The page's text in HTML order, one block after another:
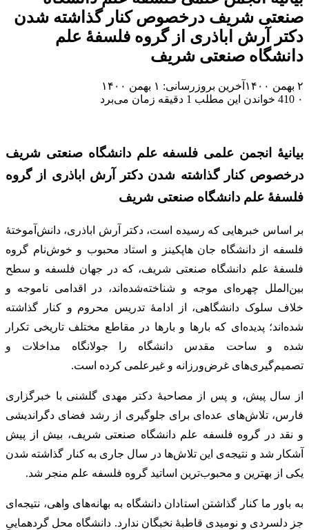
صنعتی شریف درخصوص کنار گذاشته شدن
دکتر آرش اباذری از گروه فلسفهٔ علم
دانشگاه صنعتی شریف
۲ بهمن ۱۴۰۰
آخرین بروزرسانی: ۱ بهمن ۱۴۰۰
۰
خواندن این مطلب 1 دقیقه زمان می‌برد
بیانیهٔ انجمن علمی فلسفه علم دانشگاه صنعتی شریف
درخصوص کنار گذاشته شدن دکتر آرش اباذری از گروه
فلسفهٔ علم دانشگاه صنعتی شریف
بر اساس خبرهایی که رسیده است، دکتر آرش اباذری، دانش‌آموختهٔ
فلسفه از دانشگاه جان هاپکینز و استاد محبوب و خوش‌نام گروه
فلسفهٔ علم دانشگاه صنعتی شریف، که در جهان فلسفه و سطح
بین‌الملل چهره‌ای موجه و شناخته‌شده‌اند، در اقدامی ناموجه و
خلاف سلوک دانشگاهی، از ادامهٔ تدریس محروم و کنار گذاشته
شده‌اند؛ پدیده‌‌ای که بارها و بارها در مقاطع مختلف تاریخی تکرار
شده و ساحت مقدس دانشگاه را جولانگاه مداخلات و
تصمیم‌گیری‌های غرض‌ورزانه و غیرعلمی کرده است.
از سال پیش، و پس از مصاحبهٔ دکتر مهدی گلشنی با خبرگزاری
فارس، تلاش‌های عده‌ای برای جلوگیری از رشد فضای دگراندیشی
و نقد در گروه فلسفه علم دانشگاه صنعتی شریف، بیش از پیش
آشکار شد و نتیجه‌ی این تلاش‌ها در سال جاری به کنار گذاشته شدن
یکی از بهترین و محبوب‌ترین اساتید گروه فلسفه علم منجر شد.
به باور ما کنار گذاشتن استادان دانشگاه به بهانه‌های واهی، نتیجه‌ای
جز دلسردی و نومیدی قاطبهٔ نخبگان ندارد. دانشگاه محل گردهماییِ